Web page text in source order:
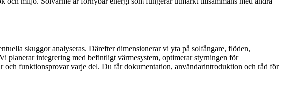
skuggor analyseras. Därefter dimensionerar vi yta på solfångare, flöden,
planerar integrering med befintligt värmesystem, optimerar styrningen för
funktionsprovar varje del. Du får dokumentation, användarintroduktion och råd för